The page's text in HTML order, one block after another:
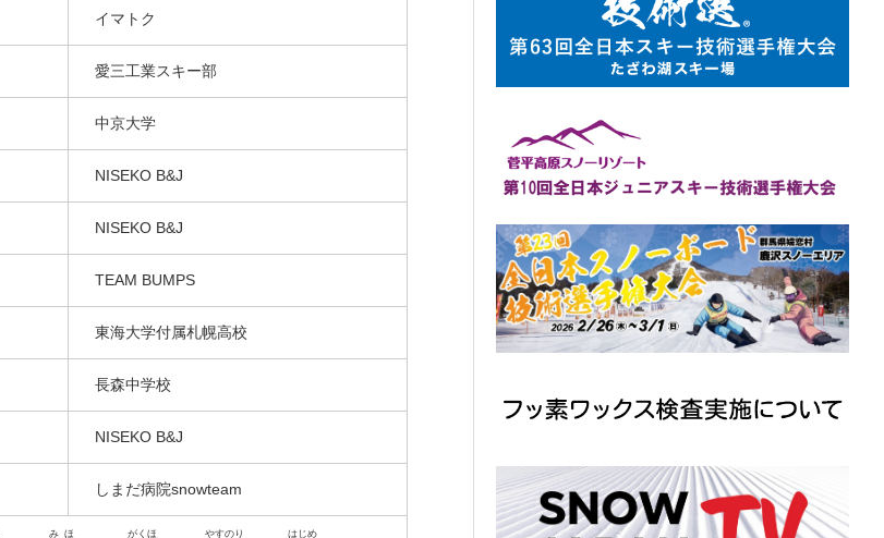
イマトク
愛三工業スキー部
中京大学
NISEKO B&J
NISEKO B&J
TEAM BUMPS
東海大学付属札幌高校
長森中学校
NISEKO B&J
しまだ病院snowteam
みほ がくほ やすのり はじめ